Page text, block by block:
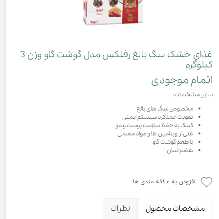
غذای خشک سگ بالغ رفلکس مدل گوشت گاو وزن 3
کیلوگرم
اتمام موجودی
سایر مشخصات:
مخصوص سگ های بالغ
تقویت عملکرد سیستم ایمنی
کمک به حفظ سلامت پوست و مو
غنی از ویتامین ها و مواد معدنی
با طعم گوشت گاو
هضم آسان
افزودن به علاقه مندی ها
مشخصات محصول نظرات